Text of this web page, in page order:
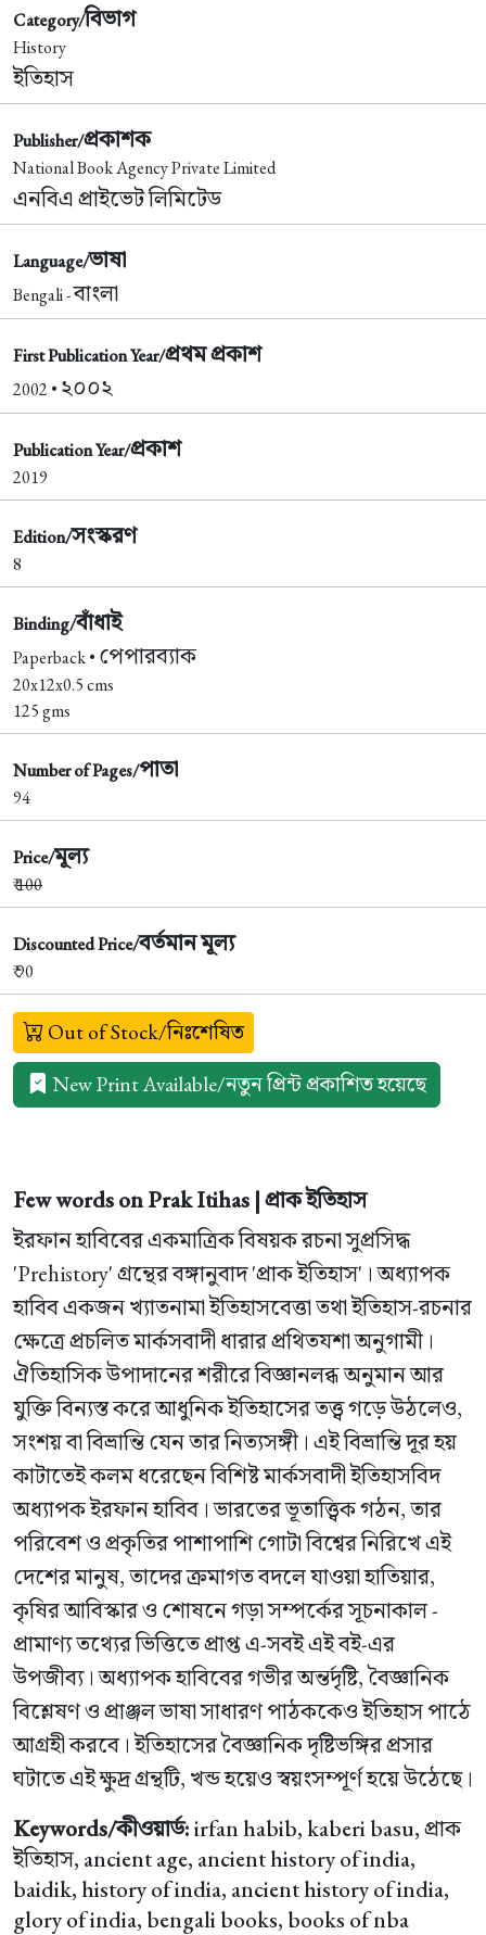
Category/বিভাগ
History
ইতিহাস
Publisher/প্রকাশক
National Book Agency Private Limited
এনবিএ প্রাইভেট লিমিটেড
Language/ভাষা
Bengali -বাংলা
First Publication Year/প্রথম প্রকাশ
2002 • ২০০২
Publication Year/প্রকাশ
2019
Edition/সংস্করণ
8
Binding/বাঁধাই
Paperback • পেপারব্যাক
20x12x0.5 cms
125 gms
Number of Pages/পাতা
94
Price/মূল্য
₹100
Discounted Price/বর্তমান মূল্য
₹ 90
Out of Stock/নিঃশেষিত
New Print Available/নতুন প্রিন্ট প্রকাশিত হয়েছে
Few words on Prak Itihas | প্রাক ইতিহাস
ইরফান হাবিবের একমাত্রিক বিষয়ক রচনা সুপ্রসিদ্ধ
'Prehistory' গ্রন্থের বঙ্গানুবাদ 'প্রাক ইতিহাস'। অধ্যাপক
হাবিব একজন খ্যাতনামা ইতিহাসবেত্তা তথা ইতিহাস-রচনার
ক্ষেত্রে প্রচলিত মার্কসবাদী ধারার প্রথিতযশা অনুগামী।
ঐতিহাসিক উপাদানের শরীরে বিজ্ঞানলব্ধ অনুমান আর
যুক্তি বিন্যস্ত করে আধুনিক ইতিহাসের তত্ত্ব গড়ে উঠলেও,
সংশয় বা বিভ্রান্তি যেন তার নিত্যসঙ্গী। এই বিভ্রান্তি দূর হয়
কাটাতেই কলম ধরেছেন বিশিষ্ট মার্কসবাদী ইতিহাসবিদ
অধ্যাপক ইরফান হাবিব। ভারতের ভূতাত্ত্বিক গঠন, তার
পরিবেশ ও প্রকৃতির পাশাপাশি গোটা বিশ্বের নিরিখে এই
দেশের মানুষ, তাদের ক্রমাগত বদলে যাওয়া হাতিয়ার,
কৃষির আবিস্কার ও শোষনে গড়া সম্পর্কের সূচনাকাল -
প্রামাণ্য তথ্যের ভিত্তিতে প্রাপ্ত এ-সবই এই বই-এর
উপজীব্য। অধ্যাপক হাবিবের গভীর অন্তর্দৃষ্টি, বৈজ্ঞানিক
বিশ্লেষণ ও প্রাঞ্জল ভাষা সাধারণ পাঠককেও ইতিহাস পাঠে
আগ্রহী করবে। ইতিহাসের বৈজ্ঞানিক দৃষ্টিভঙ্গির প্রসার
ঘটাতে এই ক্ষুদ্র গ্রন্থটি, খন্ড হয়েও স্বয়ংসম্পূর্ণ হয়ে উঠেছে।
Keywords/কীওয়ার্ড:irfan habib, kaberi basu, প্রাক
ইতিহাস, ancient age, ancient history of india,
baidik, history of india, ancient history of india,
glory of india, bengali books, books of nba